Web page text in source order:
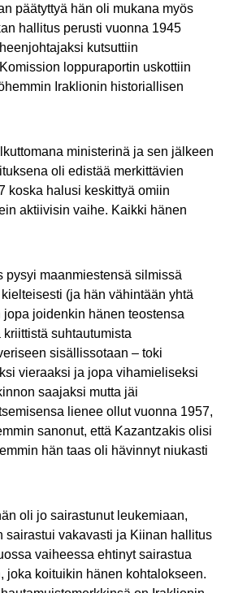
päätyttyä hän oli mukana myös
hallitus perusti vuonna 1945
kutsuttiin
loppuraportin uskottiin
Iraklionin historiallisen
ministerinä ja sen jälkeen
oli edistää merkittävien
koska halusi keskittyä omiin
aktiivisin vaihe. Kaikki hänen
maanmiestensä silmissä
(ja hän vähintään yhtä
joidenkin hänen teostensa
suhtautumista
sisällissotaan – toki
vieraaksi ja jopa vihamieliseksi
saajaksi mutta jäi
lienee ollut vuonna 1957,
sanonut, että Kazantzakis olisi
hän taas oli hävinnyt niukasti
oli jo sairastunut leukemiaan,
sairastui vakavasti ja Kiinan hallitus
vaiheessa ehtinyt sairastua
koituikin hänen kohtalokseen.